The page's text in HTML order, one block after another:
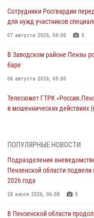
Сотрудники Росгвардии
для нужд участников
07 августа 2026, 04:00 5
В Заводском районе Пензы
баре
06 августа 2026, 05:00
Телесюжет ГТРК
в мошеннических действиях
В Заречном росгвардейцы
05 августа 2026, 07:00
Сотрудники пензенского
сборов «Гвардеец» с
ПОПУЛЯРНЫЕ НОВОСТИ
Подразделения
Пензенской области подвели
2026 года
28 июля 2026, 06:08 5
В Пензенской области